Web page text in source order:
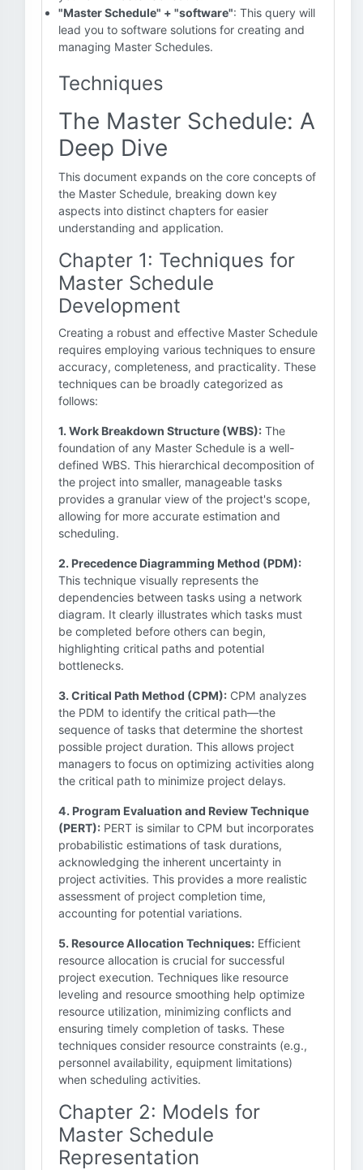
"Master Schedule" + "software": This query will
lead you to software solutions for creating and
managing Master Schedules.
Techniques
The Master Schedule: A
Deep Dive
This document expands on the core concepts of
the Master Schedule, breaking down key
aspects into distinct chapters for easier
understanding and application.
Chapter 1: Techniques for
Master Schedule
Development
Creating a robust and effective Master Schedule
requires employing various techniques to ensure
accuracy, completeness, and practicality. These
techniques can be broadly categorized as
follows:
1. Work Breakdown Structure (WBS): The
foundation of any Master Schedule is a well-
defined WBS. This hierarchical decomposition of
the project into smaller, manageable tasks
provides a granular view of the project's scope,
allowing for more accurate estimation and
scheduling.
2. Precedence Diagramming Method (PDM):
This technique visually represents the
dependencies between tasks using a network
diagram. It clearly illustrates which tasks must
be completed before others can begin,
highlighting critical paths and potential
bottlenecks.
3. Critical Path Method (CPM): CPM analyzes
the PDM to identify the critical path—the
sequence of tasks that determine the shortest
possible project duration. This allows project
managers to focus on optimizing activities along
the critical path to minimize project delays.
4. Program Evaluation and Review Technique
(PERT): PERT is similar to CPM but incorporates
probabilistic estimations of task durations,
acknowledging the inherent uncertainty in
project activities. This provides a more realistic
assessment of project completion time,
accounting for potential variations.
5. Resource Allocation Techniques: Efficient
resource allocation is crucial for successful
project execution. Techniques like resource
leveling and resource smoothing help optimize
resource utilization, minimizing conflicts and
ensuring timely completion of tasks. These
techniques consider resource constraints (e.g.,
personnel availability, equipment limitations)
when scheduling activities.
Chapter 2: Models for
Master Schedule
Representation